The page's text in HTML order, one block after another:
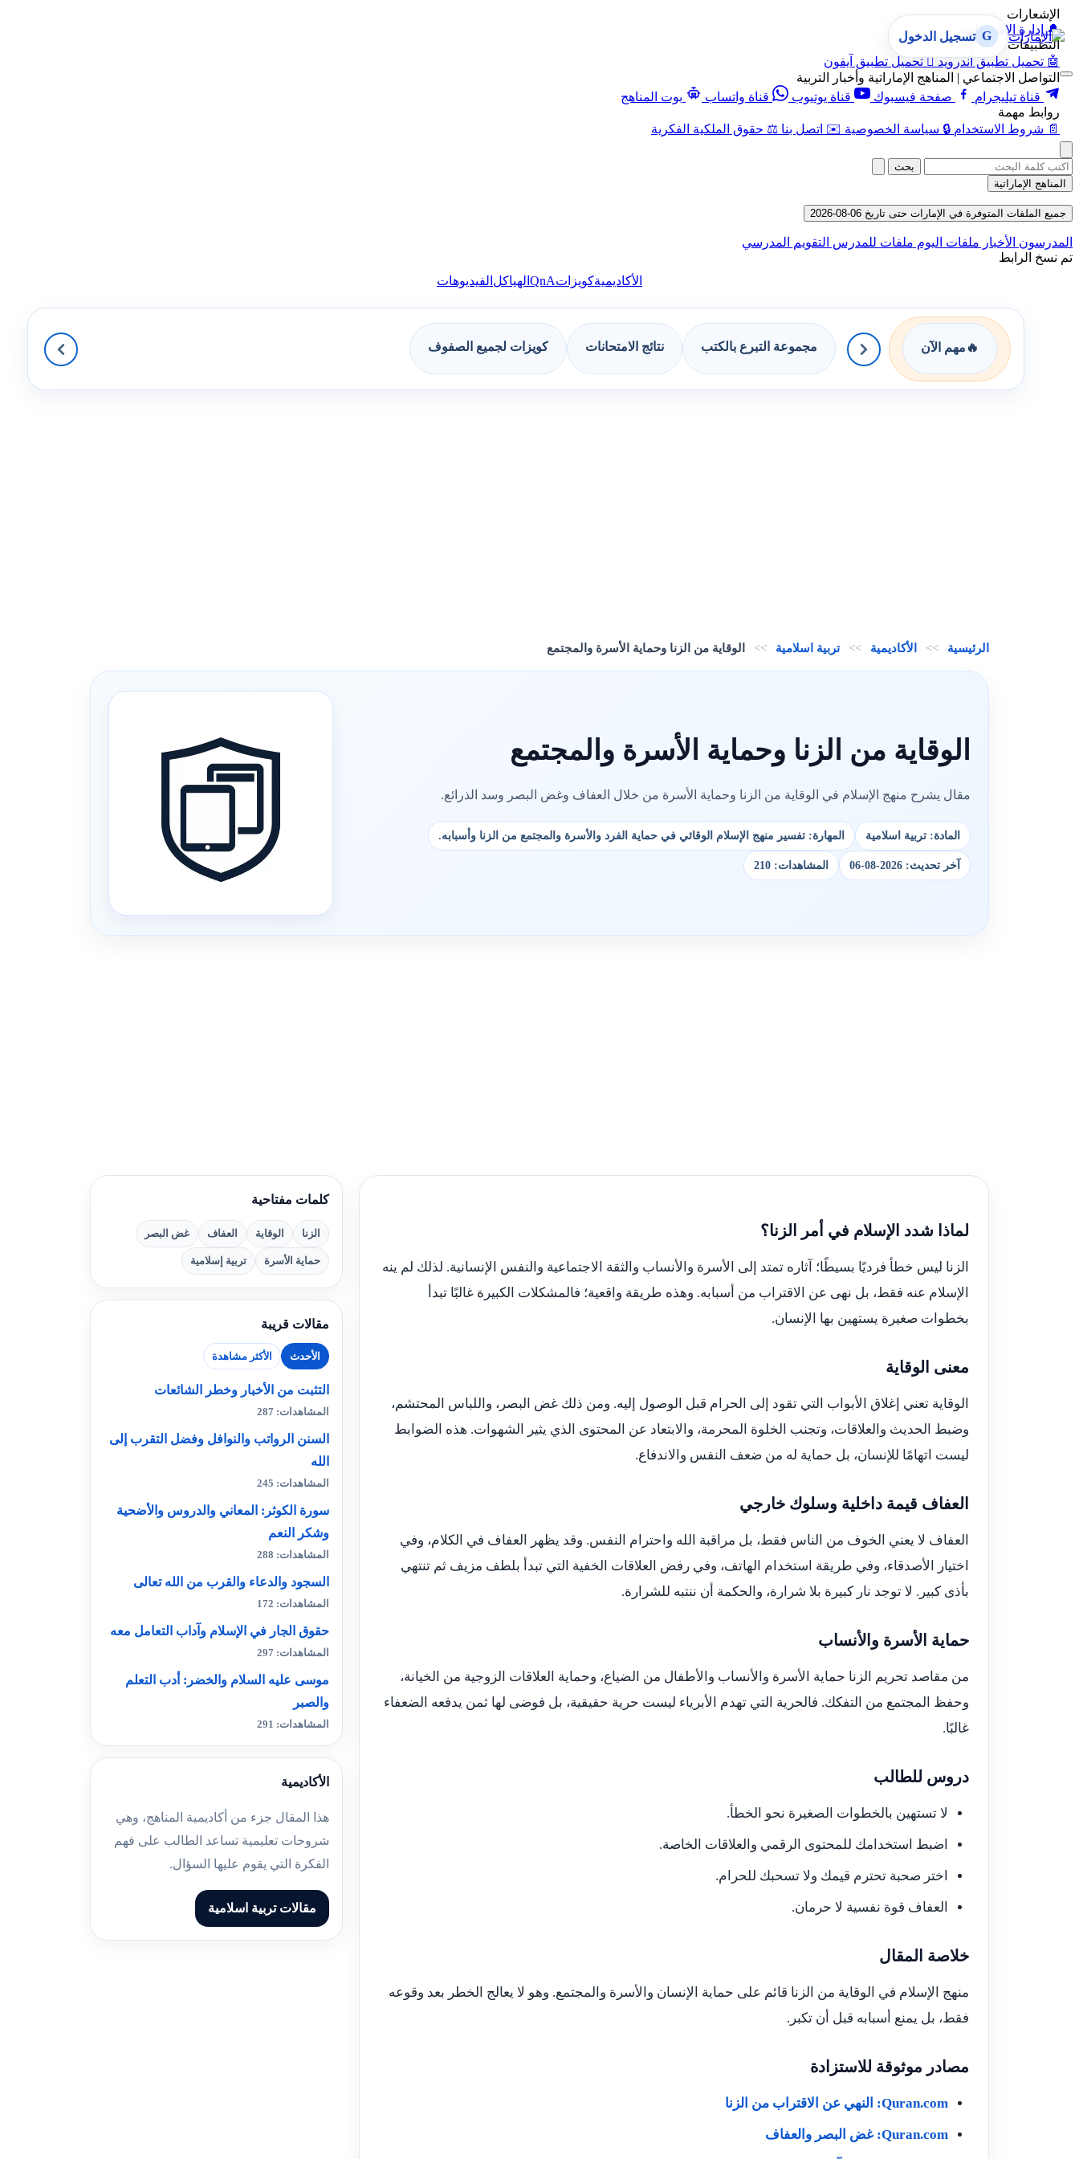
الإشعارات
🔔 إدارة الإشعارات
التطبيقات
🤖 تحميل تطبيق أندرويد  تحميل تطبيق آيفون
التواصل الاجتماعي | المناهج الإماراتية وأخبار التربية
قناة تيليجرام
صفحة فيسبوك قناة يوتيوب قناة واتساب
بوت المناهج
روابط مهمة
📄 شروط الاستخدام 🔒 سياسة الخصوصية ✉️ اتصل بنا ⚖️ حقوق الملكية الفكرية
G تسجيل الدخول
بحث
المناهج الإماراتية
جميع الملفات المتوفرة في الإمارات حتى تاريخ 06-08-2026
المدرسون الأخبار ملفات اليوم ملفات للمدرس التقويم المدرسي
تم نسخ الرابط
الأكاديميةكويزاتQnA الهياكل الفيديوهات
🔥 مهم الآن مجموعة التبرع بالكتب نتائج الامتحانات كويزات لجميع الصفوف
الرئيسية >> الأكاديمية >> تربية اسلامية >> الوقاية من الزنا وحماية الأسرة والمجتمع
الوقاية من الزنا وحماية الأسرة والمجتمع
مقال يشرح منهج الإسلام في الوقاية من الزنا وحماية الأسرة من خلال العفاف وغض البصر وسد الذرائع.
المادة: تربية اسلامية المهارة: تفسير منهج الإسلام الوقائي في حماية الفرد والأسرة والمجتمع من الزنا وأسبابه.
آخر تحديث: 2026-08-06 المشاهدات: 210
لماذا شدد الإسلام في أمر الزنا؟
الزنا ليس خطأ فرديًا بسيطًا؛ آثاره تمتد إلى الأسرة والأنساب والثقة الاجتماعية والنفس الإنسانية. لذلك لم ينه
الإسلام عنه فقط، بل نهى عن الاقتراب من أسبابه. وهذه طريقة واقعية؛ فالمشكلات الكبيرة غالبًا تبدأ
بخطوات صغيرة يستهين بها الإنسان.
معنى الوقاية
الوقاية تعني إغلاق الأبواب التي تقود إلى الحرام قبل الوصول إليه. ومن ذلك غض البصر، واللباس المحتشم،
وضبط الحديث والعلاقات، وتجنب الخلوة المحرمة، والابتعاد عن المحتوى الذي يثير الشهوات. هذه الضوابط
ليست اتهامًا للإنسان، بل حماية له من ضعف النفس والاندفاع.
العفاف قيمة داخلية وسلوك خارجي
العفاف لا يعني الخوف من الناس فقط، بل مراقبة الله واحترام النفس. وقد يظهر العفاف في الكلام، وفي
اختيار الأصدقاء، وفي طريقة استخدام الهاتف، وفي رفض العلاقات الخفية التي تبدأ بلطف مزيف ثم تنتهي
بأذى كبير. لا توجد نار كبيرة بلا شرارة، والحكمة أن ننتبه للشرارة.
حماية الأسرة والأنساب
من مقاصد تحريم الزنا حماية الأسرة والأنساب والأطفال من الضياع، وحماية العلاقات الزوجية من الخيانة،
وحفظ المجتمع من التفكك. فالحرية التي تهدم الأبرياء ليست حرية حقيقية، بل فوضى لها ثمن يدفعه الضعفاء
غالبًا.
دروس للطالب
لا تستهين بالخطوات الصغيرة نحو الخطأ.
اضبط استخدامك للمحتوى الرقمي والعلاقات الخاصة.
اختر صحبة تحترم قيمك ولا تسحبك للحرام.
العفاف قوة نفسية لا حرمان.
خلاصة المقال
منهج الإسلام في الوقاية من الزنا قائم على حماية الإنسان والأسرة والمجتمع. وهو لا يعالج الخطر بعد وقوعه
فقط، بل يمنع أسبابه قبل أن تكبر.
مصادر موثوقة للاستزادة
Quran.com: النهي عن الاقتراب من الزنا
Quran.com: غض البصر والعفاف
كلمات مفتاحية
الزنا الوقاية العفاف غض البصر
حماية الأسرة تربية إسلامية
مقالات قريبة
الأحدث الأكثر مشاهدة
التثبت من الأخبار وخطر الشائعات
المشاهدات: 287
السنن الرواتب والنوافل وفضل التقرب إلى
الله
المشاهدات: 245
سورة الكوثر: المعاني والدروس والأضحية
وشكر النعم
المشاهدات: 288
السجود والدعاء والقرب من الله تعالى
المشاهدات: 172
حقوق الجار في الإسلام وآداب التعامل معه
المشاهدات: 297
موسى عليه السلام والخضر: أدب التعلم
والصبر
المشاهدات: 291
الأكاديمية
هذا المقال جزء من أكاديمية المناهج، وهي
شروحات تعليمية تساعد الطالب على فهم
الفكرة التي يقوم عليها السؤال.
مقالات تربية اسلامية